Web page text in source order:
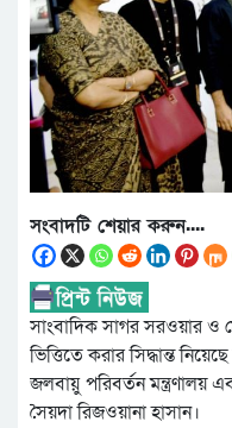
সংবাদটি শেয়ার করুন....
সাংবাদিক সাগর সরওয়ার ও
ভিত্তিতে করার সিদ্ধান্ত
জলবায়ু পরিবর্তন মন্ত্রণালয়
সৈয়দা রিজওয়ানা হাসান।